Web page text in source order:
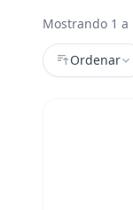
Mostrando 1 a
Ordenar